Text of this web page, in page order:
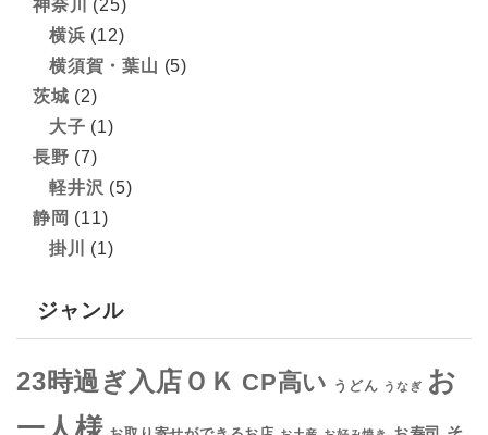
神奈川
(25)
横浜 (12)
横須賀・葉山 (5)
茨城 (2)
大子 (1)
長野 (7)
軽井沢 (5)
静岡 (11)
掛川
(1)
ジャンル
23時過ぎ入店ＯＫ CP高い うどん うなぎ お
一人様